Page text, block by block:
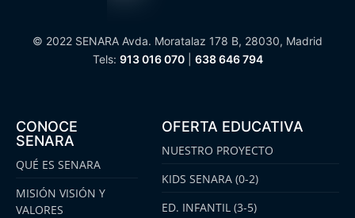
© 2022 SENARA Avda. Moratalaz 178 B, 28030, Madrid
Tels: 913 016 070| 638 646 794
CONOCE
SENARA
QUÉ ES SENARA
MISIÓN VISIÓN Y
VALORES
OFERTA EDUCATIVA
NUESTRO PROYECTO
KIDS SENARA (0-2)
ED. INFANTIL (3-5)